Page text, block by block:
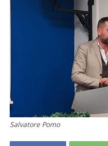
Salvatore Pomo